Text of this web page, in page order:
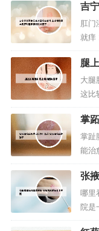
皮肤
皮肤
瘩。
起的
吉
草
肛门
就痒
某宝
受了
乳膏
用，
的皮
腿
大腿
这比
奶、
议：
重，
劳、
泡，
掌
的
掌趾
能治
蕴，
而发
服泛
膏治
的，
张
中医
哪里
院是
为一